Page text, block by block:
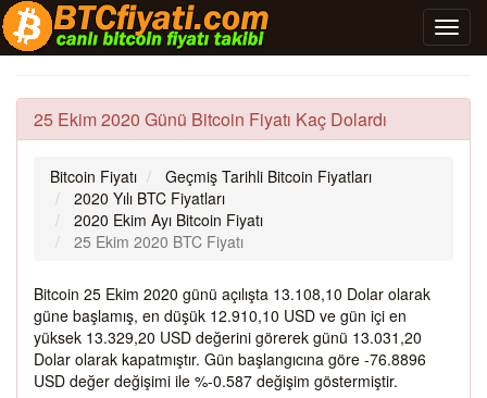
25 Ekim 2020 Günü Bitcoin Fiyatı Kaç Dolardı
Bitcoin Fiyatı
Geçmiş Tarihli Bitcoin Fiyatları
2020 Yılı BTC Fiyatları
2020 Ekim Ayı Bitcoin Fiyatı
25 Ekim 2020 BTC Fiyatı
Bitcoin 25 Ekim 2020 günü açılışta 13.108,10 Dolar olarak
güne başlamış, en düşük 12.910,10 USD ve gün içi en
yüksek 13.329,20 USD değerini görerek günü 13.031,20
Dolar olarak kapatmıştır. Gün başlangıcına göre -76.8896
USD değer değişimi ile %-0.587 değişim göstermiştir.